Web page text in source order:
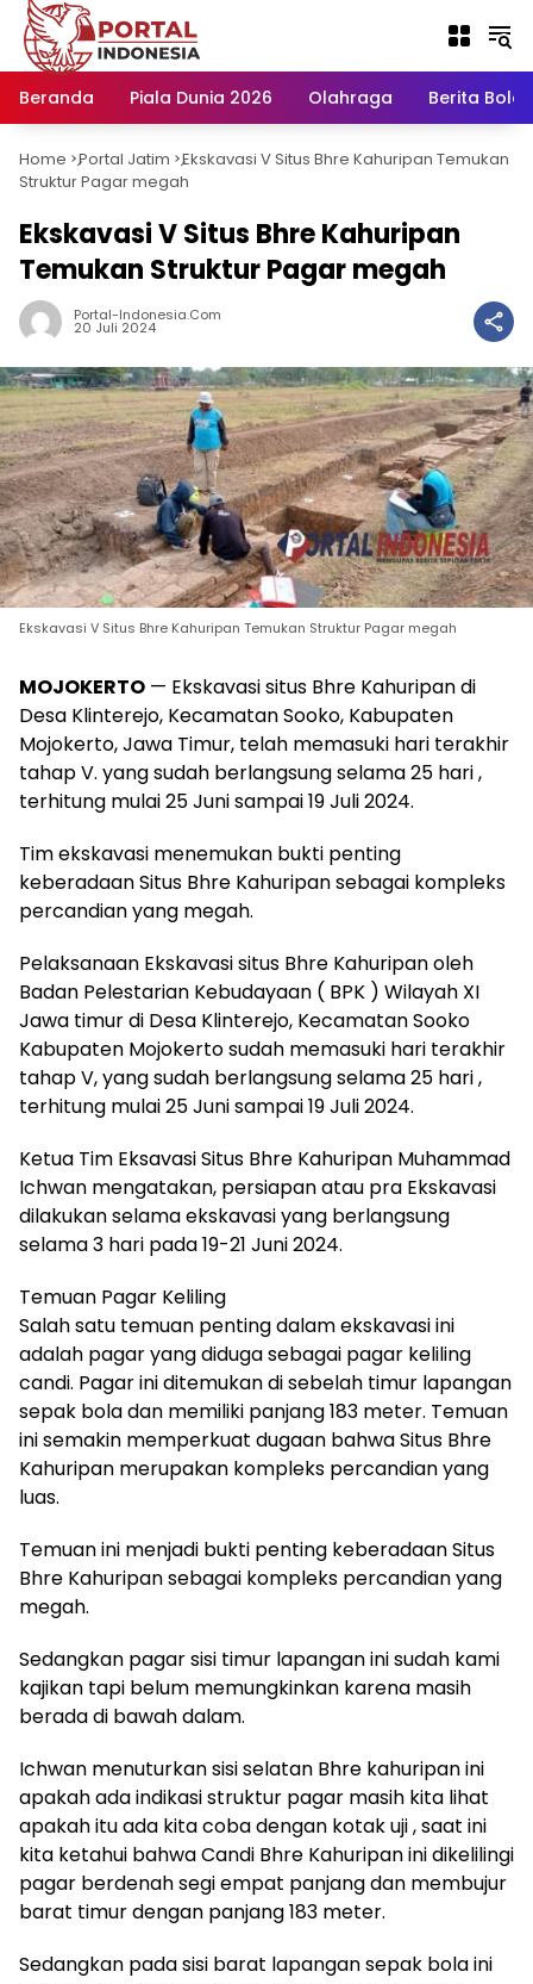
Langsung
konten
Beranda
Piala Dunia 2026 Olahraga Berita Bola
Home -
Portal Jatim -
Ekskavasi V Situs Bhre Kahuripan Temukan
Struktur Pagar megah
Ekskavasi V Situs Bhre Kahuripan
Temukan Struktur Pagar megah
Portal-Indonesia.com
20 Juli 2024
Ekskavasi V Situs Bhre Kahuripan Temukan Struktur Pagar megah
MOJOKERTO — Ekskavasi situs Bhre Kahuripan di
Desa Klinterejo, Kecamatan Sooko, Kabupaten
Mojokerto, Jawa Timur, telah memasuki hari terakhir
tahap V. yang sudah berlangsung selama 25 hari ,
terhitung mulai 25 Juni sampai 19 Juli 2024.
Tim ekskavasi menemukan bukti penting
keberadaan Situs Bhre Kahuripan sebagai kompleks
percandian yang megah.
Pelaksanaan Ekskavasi situs Bhre Kahuripan oleh
Badan Pelestarian Kebudayaan ( BPK ) Wilayah XI
Jawa timur di Desa Klinterejo, Kecamatan Sooko
Kabupaten Mojokerto sudah memasuki hari terakhir
tahap V, yang sudah berlangsung selama 25 hari ,
terhitung mulai 25 Juni sampai 19 Juli 2024.
Ketua Tim Eksavasi Situs Bhre Kahuripan Muhammad
Ichwan mengatakan, persiapan atau pra Ekskavasi
dilakukan selama ekskavasi yang berlangsung
selama 3 hari pada 19-21 Juni 2024.
Temuan Pagar Keliling
Salah satu temuan penting dalam ekskavasi ini
adalah pagar yang diduga sebagai pagar keliling
candi. Pagar ini ditemukan di sebelah timur lapangan
sepak bola dan memiliki panjang 183 meter. Temuan
ini semakin memperkuat dugaan bahwa Situs Bhre
Kahuripan merupakan kompleks percandian yang
luas.
Temuan ini menjadi bukti penting keberadaan Situs
Bhre Kahuripan sebagai kompleks percandian yang
megah.
Sedangkan pagar sisi timur lapangan ini sudah kami
kajikan tapi belum memungkinkan karena masih
berada di bawah dalam.
Ichwan menuturkan sisi selatan Bhre kahuripan ini
apakah ada indikasi struktur pagar masih kita lihat
apakah itu ada kita coba dengan kotak uji , saat ini
kita ketahui bahwa Candi Bhre Kahuripan ini dikelilingi
pagar berdenah segi empat panjang dan membujur
barat timur dengan panjang 183 meter.
Sedangkan pada sisi barat lapangan sepak bola ini